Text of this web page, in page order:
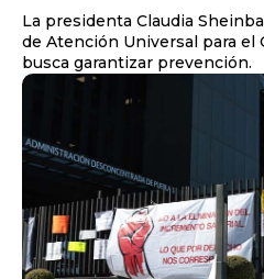
La presidenta Claudia
de Atención Universal para el
busca garantizar prevención.